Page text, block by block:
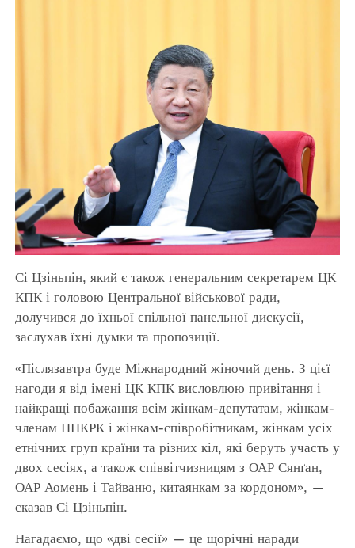
Сі Цзіньпін, який є також генеральним секретарем ЦК
КПК і головою Центральної військової ради,
долучився до їхньої спільної панельної дискусії,
заслухав їхні думки та пропозиції.
«Післязавтра буде Міжнародний жіночий день. З цієї
нагоди я від імені ЦК КПК висловлюю привітання і
найкращі побажання всім жінкам-депутатам, жінкам-
членам НПКРК і жінкам-співробітникам, жінкам усіх
етнічних груп країни та різних кіл, які беруть участь у
двох сесіях, а також співвітчизницям з ОАР Сянґан,
ОАР Аомень і Тайваню, китаянкам за кордоном», —
сказав Сі Цзіньпін.
Нагадаємо, що «дві сесії» — це щорічні наради